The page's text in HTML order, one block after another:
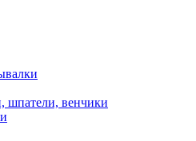
венчики